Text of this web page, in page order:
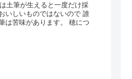
筆が生えると一度だけ採
いしいものではないので 誰
は苦味があります。 穂につ